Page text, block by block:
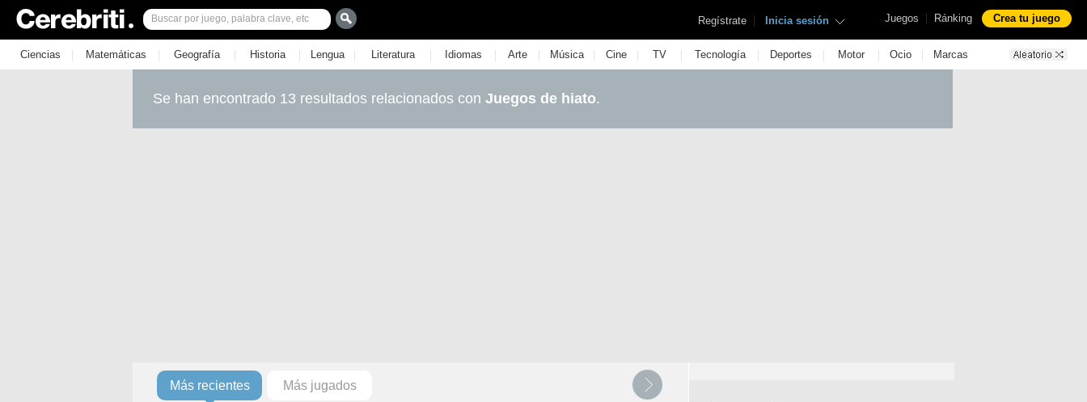
Juegos | Ránking Crea tu juego
Regístrate | Inicia sesión
Ciencias | Matemáticas | Geografía | Historia | Lengua | Literatura | Idiomas | Arte | Música | Cine | TV | Tecnología | Deportes | Motor | Ocio | Marcas
Se han encontrado 13 resultados relacionados con Juegos de hiato.
Más recientes Más jugados